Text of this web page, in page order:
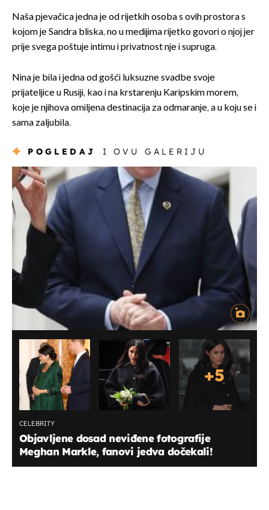
Naša pjevačica jedna je od rijetkih osoba s ovih prostora s
kojom je Sandra bliska, no u medijima rijetko govori o njoj jer
prije svega poštuje intimu i privatnost nje i supruga.
Nina je bila i jedna od gošći luksuzne svadbe svoje
prijateljice u Rusiji, kao i na krstarenju Karipskim morem,
koje je njihova omiljena destinacija za odmaranje, a u koju se i
sama zaljubila.
POGLEDAJ I OVU GALERIJU
+5
CELEBRITY
Objavljene dosad neviđene fotografije
Meghan Markle, fanovi jedva dočekali!